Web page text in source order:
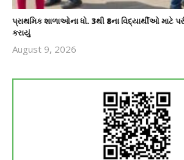
પ્રાથમિક શાળાઓના ધો. 3થી 8ના વિદ્યાર્થીઓ માટે
કરાયું
August 9, 2026